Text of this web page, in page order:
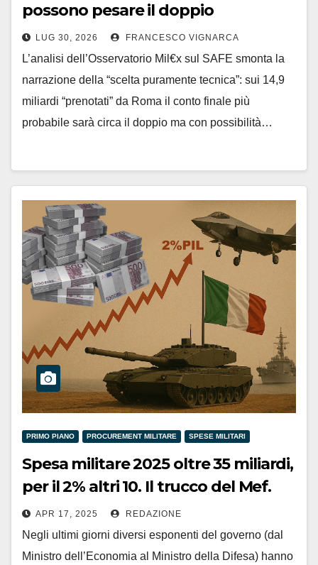
possono pesare il doppio
LUG 30, 2026 FRANCESCO VIGNARCA
L’analisi dell’Osservatorio Mil€x sul SAFE smonta la
narrazione della “scelta puramente tecnica”: sui 14,9
miliardi “prenotati” da Roma il conto finale più
probabile sarà circa il doppio ma con possibilità…
PRIMO PIANO PROCUREMENT MILITARE SPESE MILITARI
Spesa militare 2025 oltre 35 miliardi,
per il 2% altri 10. Il trucco del Mef.
APR 17, 2025 REDAZIONE
Negli ultimi giorni diversi esponenti del governo (dal
Ministro dell’Economia al Ministro della Difesa) hanno